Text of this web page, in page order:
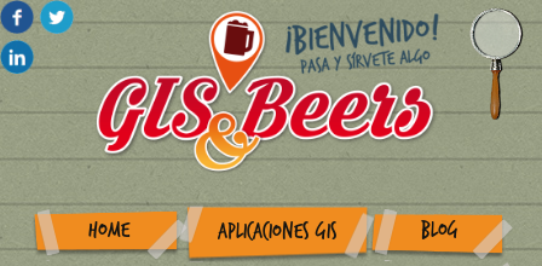
HOME APLICACIONES GIS BLOG